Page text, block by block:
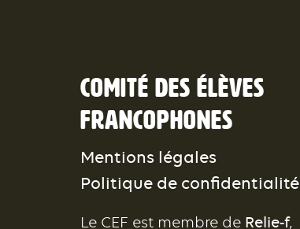
Comité des élèves
francophones
Mentions légales
Politique de confidentialité
Le CEF est membre de Relie-f,